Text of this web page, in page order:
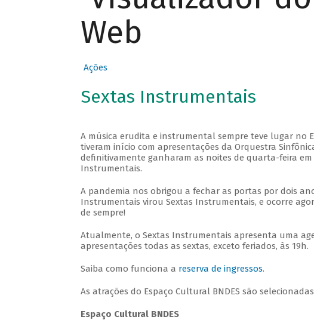
Web
Ações
Sextas Instrumentais
A música erudita e instrumental sempre teve lugar no
tiveram início com apresentações da Orquestra
definitivamente ganharam as noites de quarta-feira
Instrumentais.
A pandemia nos obrigou a fechar as portas por dois
Instrumentais virou Sextas Instrumentais, e ocorre
de sempre!
Atualmente, o Sextas Instrumentais apresenta uma
apresentações todas as sextas, exceto feriados, às 19h.
Saiba como funciona a reserva de ingressos.
As atrações do Espaço Cultural BNDES são
Espaço Cultural BNDES